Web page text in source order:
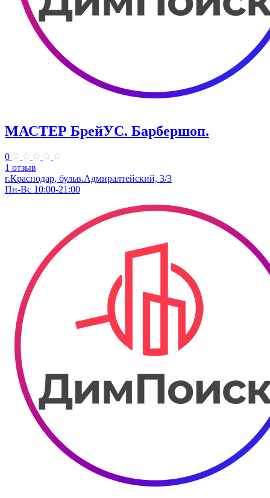
МАСТЕР БрейУС. Барбершоп.
0
1 отзыв
г.Краснодар, бульв.Адмиралтейский, 3/3
Пн-Вс 10:00-21:00